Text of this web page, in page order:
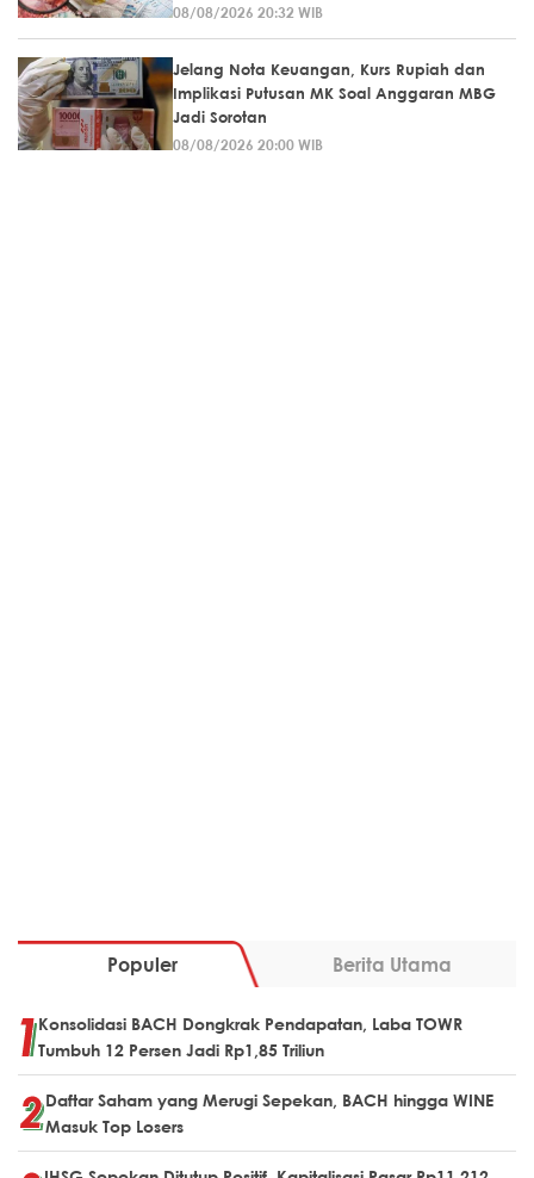
08/08/2026 20:32 WIB
Jelang Nota Keuangan, Kurs Rupiah dan
Implikasi Putusan MK Soal Anggaran MBG
Jadi Sorotan
08/08/2026 20:00 WIB
Populer Berita Utama
Konsolidasi BACH Dongkrak Pendapatan, Laba TOWR
Tumbuh 12 Persen Jadi Rp1,85 Triliun
Daftar Saham yang Merugi Sepekan, BACH hingga WINE
Masuk Top Losers